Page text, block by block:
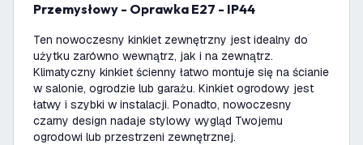
Przemysłowy - Oprawka E27 - IP44
Ten nowoczesny kinkiet zewnętrzny jest idealny do
użytku zarówno wewnątrz, jak i na zewnątrz.
Klimatyczny kinkiet ścienny łatwo montuje się na ścianie
w salonie, ogrodzie lub garażu. Kinkiet ogrodowy jest
łatwy i szybki w instalacji. Ponadto, nowoczesny
czarny design nadaje stylowy wygląd Twojemu
ogrodowi lub przestrzeni zewnętrznej.